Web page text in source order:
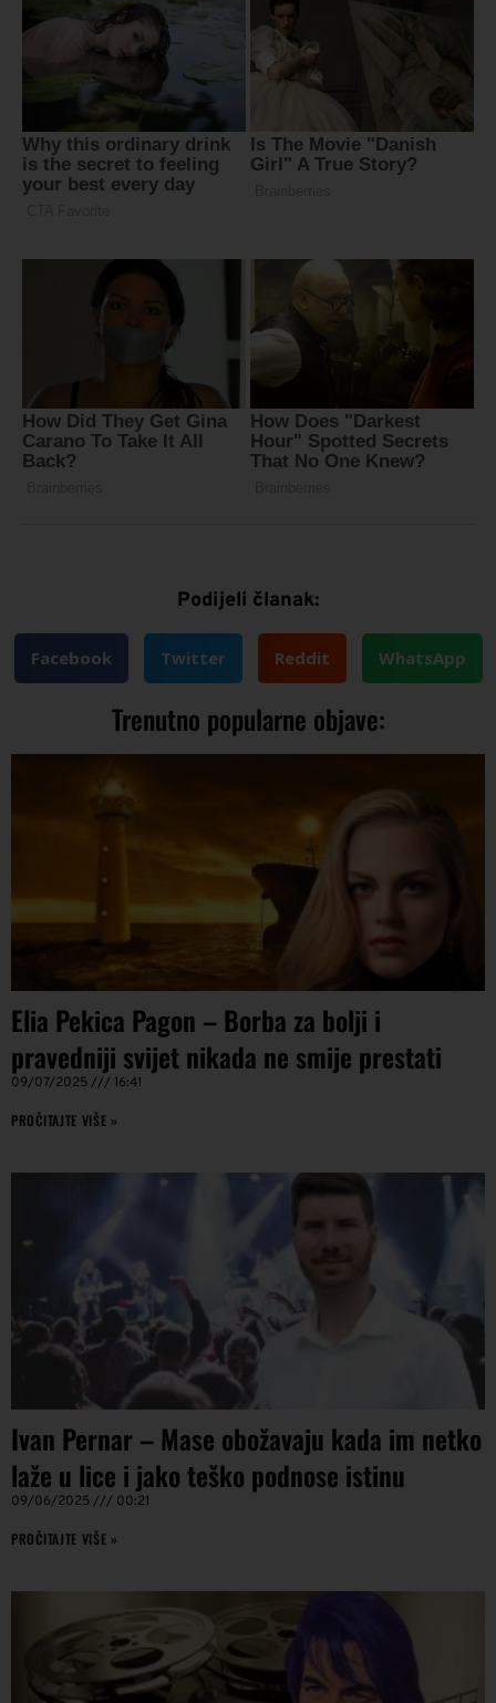
Podijeli članak:
Facebook Twitter Reddit WhatsApp
Trenutno popularne objave:
Elia Pekica Pagon – Borba za bolji i
pravedniji svijet nikada ne smije prestati
09/07/2025 16:41
PROČITAJTE VIŠE »
Ivan Pernar – Mase obožavaju kada im netko
laže u lice i jako teško podnose istinu
09/06/2025 00:21
PROČITAJTE VIŠE »